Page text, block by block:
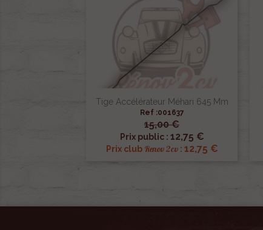
Tige Accélérateur Méhari 645 Mm
Ref :001637
15,00 €
Prix public : 12,75 €
Prix club Renov 2cv: 12,75 €
 Aperçu rapide